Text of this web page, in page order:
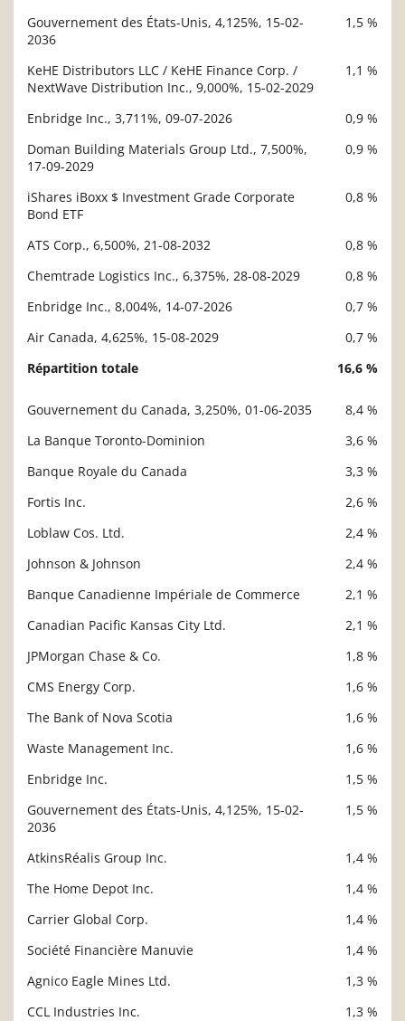
Gouvernement des États-Unis, 4,125%, 15-02-
2036
1,5 %
KeHE Distributors LLC / KeHE Finance Corp. /
NextWave Distribution Inc., 9,000%, 15-02-2029
1,1 %
Enbridge Inc., 3,711%, 09-07-2026
0,9 %
Doman Building Materials Group Ltd., 7,500%,
17-09-2029
0,9 %
iShares iBoxx $ Investment Grade Corporate
Bond ETF
0,8 %
ATS Corp., 6,500%, 21-08-2032
0,8 %
Chemtrade Logistics Inc., 6,375%, 28-08-2029
0,8 %
Enbridge Inc., 8,004%, 14-07-2026
0,7 %
Air Canada, 4,625%, 15-08-2029
0,7 %
Répartition totale
16,6 %
Gouvernement du Canada, 3,250%, 01-06-2035
8,4 %
La Banque Toronto-Dominion
3,6 %
Banque Royale du Canada
3,3 %
Fortis Inc.
2,6 %
Loblaw Cos. Ltd.
2,4 %
Johnson & Johnson
2,4 %
Banque Canadienne Impériale de Commerce
2,1 %
Canadian Pacific Kansas City Ltd.
2,1 %
JPMorgan Chase & Co.
1,8 %
CMS Energy Corp.
1,6 %
The Bank of Nova Scotia
1,6 %
Waste Management Inc.
1,6 %
Enbridge Inc.
1,5 %
Gouvernement des États-Unis, 4,125%, 15-02-
2036
1,5 %
AtkinsRéalis Group Inc.
1,4 %
The Home Depot Inc.
1,4 %
Carrier Global Corp.
1,4 %
Société Financière Manuvie
1,4 %
Agnico Eagle Mines Ltd.
1,3 %
CCL Industries Inc.
1,3 %